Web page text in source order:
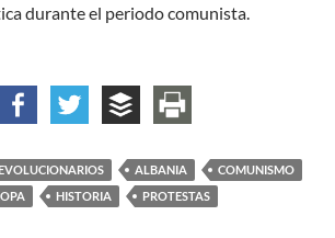
durante el periodo comunista.
convirtamos el «fin de la historia» en
ALBANIA
COMUNISMO
HISTORIA PROTESTAS